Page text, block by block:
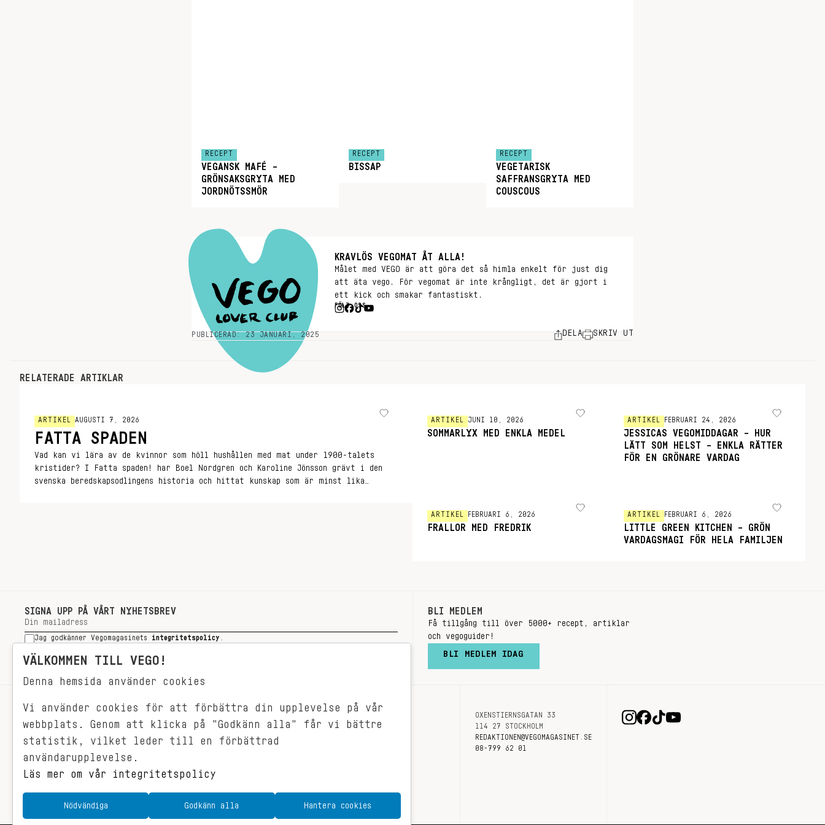
RECEPT
VEGANSK MAFÉ –
GRÖNSAKSGRYTA MED
JORDNÖTSSMÖR
RECEPT
BISSAP
RECEPT
VEGETARISK
SAFFRANSGRYTA MED
COUSCOUS
KRAVLÖS VEGOMAT ÅT ALLA!
Målet med VEGO är att göra det så himla enkelt för just dig
att äta vego. För vegomat är inte krångligt, det är gjort i
ett kick och smakar fantastiskt.
FÖLJ OSS
PUBLICERAD: 23 JANUARI, 2025 DELA SKRIV UT
RELATERADE ARTIKLAR
ARTIKEL AUGUSTI 7, 2026
FATTA SPADEN
Vad kan vi lära av de kvinnor som höll hushållen med mat under 1900-talets
kristider? I Fatta spaden! har Boel Nordgren och Karoline Jönsson grävt i den
svenska beredskapsodlingens historia och hittat kunskap som är minst lika
ARTIKEL JUNI 10, 2026
SOMMARLYX MED ENKLA MEDEL
ARTIKEL FEBRUARI 24, 2026
JESSICAS VEGOMIDDAGAR – HUR
LÄTT SOM HELST – ENKLA RÄTTER
FÖR EN GRÖNARE VARDAG
ARTIKEL FEBRUARI 6, 2026
FRALLOR MED FREDRIK
ARTIKEL FEBRUARI 6, 2026
LITTLE GREEN KITCHEN – GRÖN
VARDAGSMAGI FÖR HELA FAMILJEN
SIGNA UPP PÅ VÅRT NYHETSBREV
Jag godkänner Vegomagasinets integritetspolicy
SIGNA UPP
BLI MEDLEM
Få tillgång till över 5000+ recept, artiklar
och vegoguider!
BLI MEDLEM IDAG
himla enkelt för just dig att äta
vego. För vegomat är inte krångligt,
fantastiskt.
RECEPT
VEGONYTT
OM OSS
OXENSTIERNSGATAN 33
114 27 STOCKHOLM
REDAKTIONEN@VEGOMAGASINET.SE
08-799 62 01
VÄLKOMMEN TILL VEGO!
Denna hemsida använder cookies
Vi använder cookies för att förbättra din upplevelse på vår
webbplats. Genom att klicka på "Godkänn alla" får vi bättre
statistik, vilket leder till en förbättrad
användarupplevelse.
Läs mer om vår integritetspolicy
Nödvändiga Godkänn alla Hantera cookies